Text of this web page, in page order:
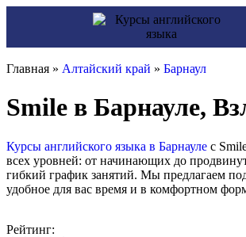
Главная » Алтайский край » Барнаул
Smile в Барнауле,
Курсы английского языка в Барнауле с
всех уровней: от начинающих до
гибкий график занятий. Мы предлагаем
удобное для вас время и в комфортном
Рейтинг: